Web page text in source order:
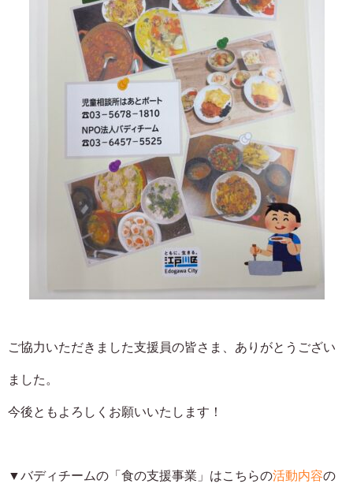
ご協力いただきました支援員の皆さま、ありがとうござい
ました。
今後ともよろしくお願いいたします！
▼バディチームの「食の支援事業」はこちらの活動内容の